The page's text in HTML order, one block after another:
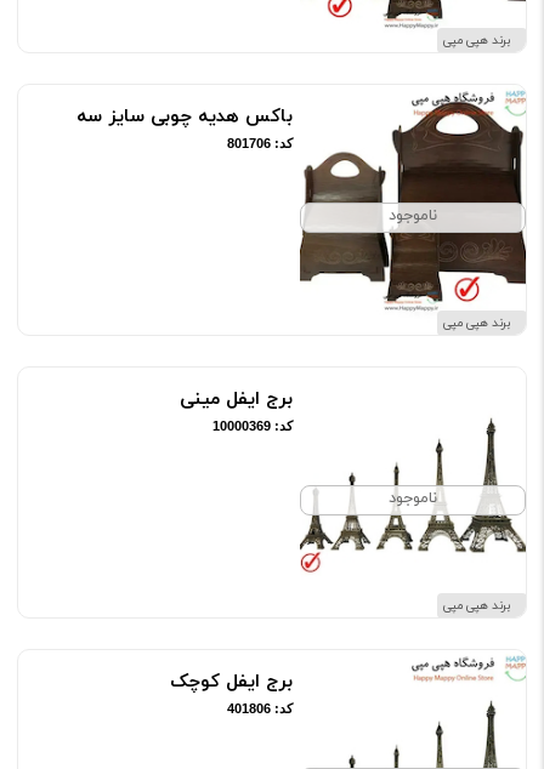
برند هپی مپی
ناموجود
برند هپی مپی
باکس هدیه چوبی سایز سه
کد: 801706
ناموجود
برند هپی مپی
برج ایفل مینی
کد: 10000369
برج ایفل کوچک
کد: 401806